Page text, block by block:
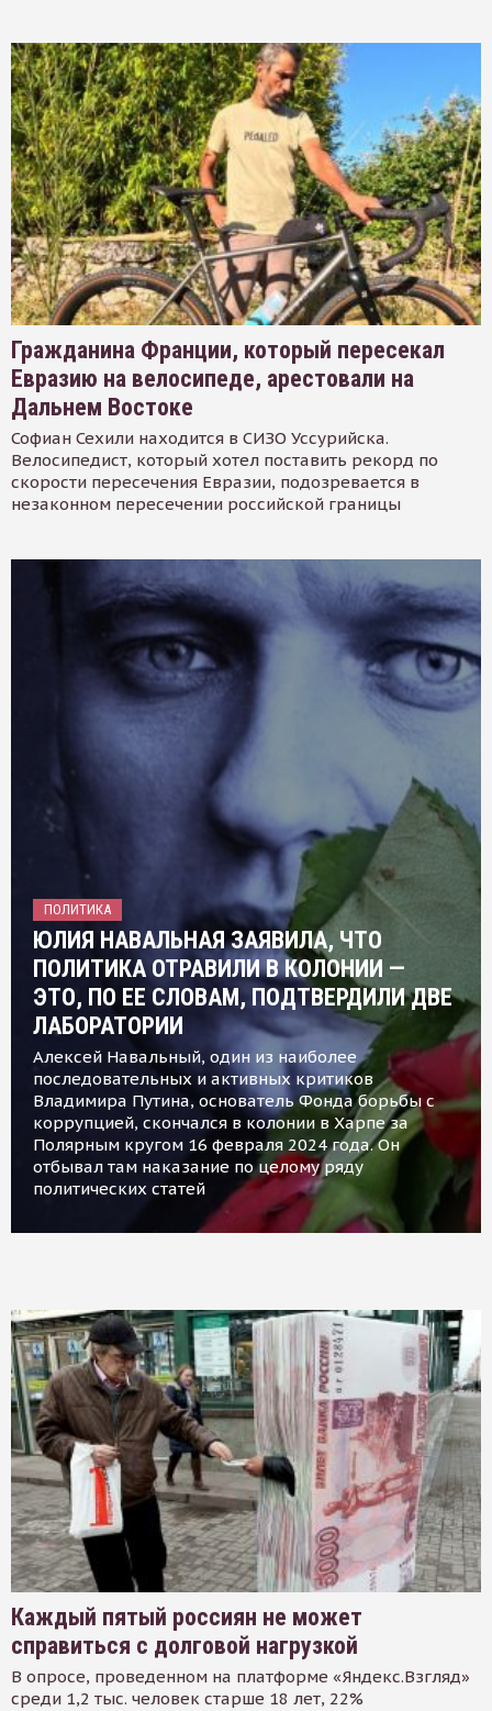
Гражданина Франции, который пересекал
Евразию на велосипеде, арестовали на
Дальнем Востоке
Софиан Сехили находится в СИЗО Уссурийска.
Велосипедист, который хотел поставить рекорд по
скорости пересечения Евразии, подозревается в
незаконном пересечении российской границы
ПОЛИТИКА
ЮЛИЯ НАВАЛЬНАЯ ЗАЯВИЛА, ЧТО
ПОЛИТИКА ОТРАВИЛИ В КОЛОНИИ —
ЭТО, ПО ЕЕ СЛОВАМ, ПОДТВЕРДИЛИ ДВЕ
ЛАБОРАТОРИИ
Алексей Навальный, один из наиболее
последовательных и активных критиков
Владимира Путина, основатель Фонда борьбы с
коррупцией, скончался в колонии в Харпе за
Полярным кругом 16 февраля 2024 года. Он
отбывал там наказание по целому ряду
политических статей
Каждый пятый россиян не может
справиться с долговой нагрузкой
В опросе, проведенном на платформе «Яндекс.Взгляд»
среди 1,2 тыс. человек старше 18 лет, 22%